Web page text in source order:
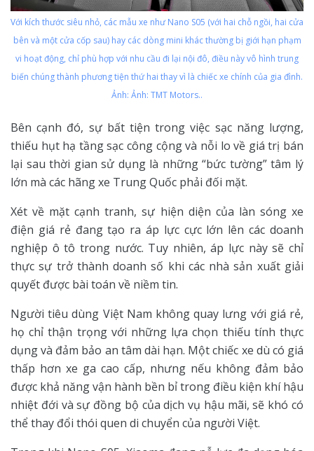
Với kích thước siêu nhỏ, các mẫu xe như Nano S05 (với hai chỗ ngồi, hai cửa
bên và một cửa cốp sau) hay các dòng mini khác thường bị giới hạn phạm
vi hoạt động, chỉ phù hợp với nhu cầu đi lại nội đô, điều này vô hình trung
biến chúng thành phương tiện thứ hai thay vì là chiếc xe chính của gia đình.
Ảnh: Ảnh: TMT Motors..
Bên cạnh đó, sự bất tiện trong việc sạc năng lượng,
thiếu hụt hạ tầng sạc công cộng và nỗi lo về giá trị bán
lại sau thời gian sử dụng là những “bức tường” tâm lý
lớn mà các hãng xe Trung Quốc phải đối mặt.
Xét về mặt cạnh tranh, sự hiện diện của làn sóng xe
điện giá rẻ đang tạo ra áp lực cực lớn lên các doanh
nghiệp ô tô trong nước. Tuy nhiên, áp lực này sẽ chỉ
thực sự trở thành doanh số khi các nhà sản xuất giải
quyết được bài toán về niềm tin.
Người tiêu dùng Việt Nam không quay lưng với giá rẻ,
họ chỉ thận trọng với những lựa chọn thiếu tính thực
dụng và đảm bảo an tâm dài hạn. Một chiếc xe dù có giá
thấp hơn xe ga cao cấp, nhưng nếu không đảm bảo
được khả năng vận hành bền bỉ trong điều kiện khí hậu
nhiệt đới và sự đồng bộ của dịch vụ hậu mãi, sẽ khó có
thể thay đổi thói quen di chuyển của người Việt.